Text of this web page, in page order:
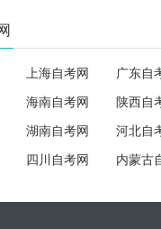
上海自考网 广东自
海南自考网 陕西自
湖南自考网 河北自
四川自考网 内蒙古